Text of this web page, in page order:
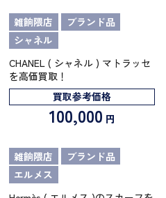
雑餉隈店
ブランド品
シャネル
CHANEL ( シャネル ) マトラッセ
を高価買取！
買取参考価格
100,000 円
雑餉隈店
ブランド品
エルメス